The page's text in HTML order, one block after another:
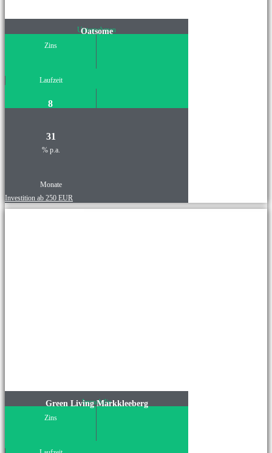
Unternehmen
Oatsome
Zins
Laufzeit
8
31
% p.a.
Monate
Investition ab 250 EUR
Immobilie
Green Living Markkleeberg
Zins